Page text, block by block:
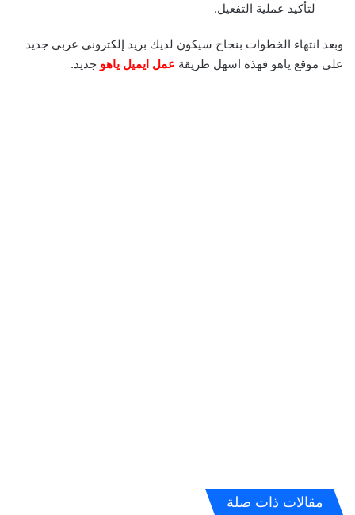
لتأكيد عملية التفعيل.
وبعد انتهاء الخطوات بنجاح سيكون لديك بريد إلكتروني عربي جديد
على موقع ياهو فهذه اسهل طريقة عمل ايميل ياهو جديد.
مقالات ذات صلة